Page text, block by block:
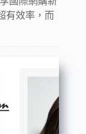
有效率，而